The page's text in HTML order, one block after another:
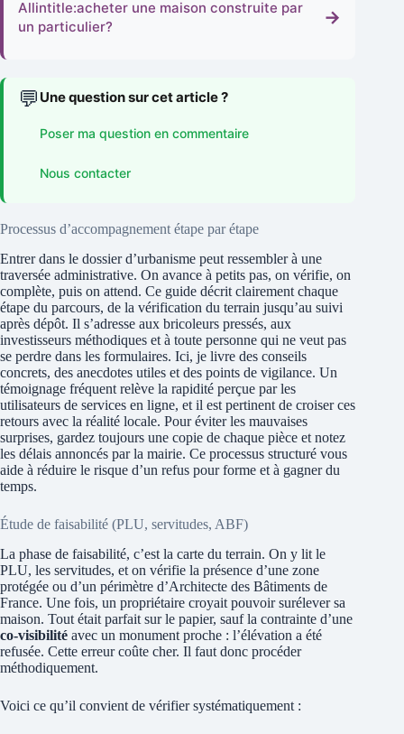
Allintitle:acheter une maison construite par
un particulier?
→
💬 Une question sur cet article ?
Poser ma question en commentaire
Nous contacter
Processus d’accompagnement étape par étape
Entrer dans le dossier d’urbanisme peut ressembler à une
traversée administrative. On avance à petits pas, on vérifie, on
complète, puis on attend. Ce guide décrit clairement chaque
étape du parcours, de la vérification du terrain jusqu’au suivi
après dépôt. Il s’adresse aux bricoleurs pressés, aux
investisseurs méthodiques et à toute personne qui ne veut pas
se perdre dans les formulaires. Ici, je livre des conseils
concrets, des anecdotes utiles et des points de vigilance. Un
témoignage fréquent relève la rapidité perçue par les
utilisateurs de services en ligne, et il est pertinent de croiser ces
retours avec la réalité locale. Pour éviter les mauvaises
surprises, gardez toujours une copie de chaque pièce et notez
les délais annoncés par la mairie. Ce processus structuré vous
aide à réduire le risque d’un refus pour forme et à gagner du
temps.
Étude de faisabilité (PLU, servitudes, ABF)
La phase de faisabilité, c’est la carte du terrain. On y lit le
PLU, les servitudes, et on vérifie la présence d’une zone
protégée ou d’un périmètre d’Architecte des Bâtiments de
France. Une fois, un propriétaire croyait pouvoir surélever sa
maison. Tout était parfait sur le papier, sauf la contrainte d’une
co-visibilité avec un monument proche : l’élévation a été
refusée. Cette erreur coûte cher. Il faut donc procéder
méthodiquement.
Voici ce qu’il convient de vérifier systématiquement :